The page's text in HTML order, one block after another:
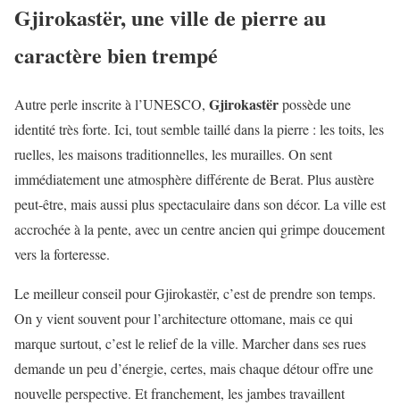
Gjirokastër, une ville de pierre au
caractère bien trempé
Autre perle inscrite à l’UNESCO, Gjirokastërpossède une
identité très forte. Ici, tout semble taillé dans la pierre : les toits, les
ruelles, les maisons traditionnelles, les murailles. On sent
immédiatement une atmosphère différente de Berat. Plus austère
peut-être, mais aussi plus spectaculaire dans son décor. La ville est
accrochée à la pente, avec un centre ancien qui grimpe doucement
vers la forteresse.
Le meilleur conseil pour Gjirokastër, c’est de prendre son temps.
On y vient souvent pour l’architecture ottomane, mais ce qui
marque surtout, c’est le relief de la ville. Marcher dans ses rues
demande un peu d’énergie, certes, mais chaque détour offre une
nouvelle perspective. Et franchement, les jambes travaillent